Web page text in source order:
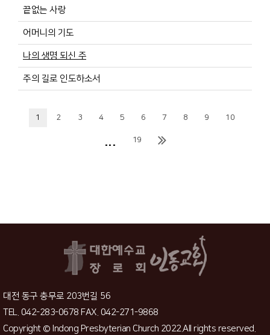
끝없는 사랑
어머니의 기도
나의 생명 되신 주
주의 길로 인도하소서
1 2 3 4 5 6 7 8 9 10
... 19
대전 동구 충무로 203번길 56
TEL. 042-283-0678 FAX. 042-271-9868
Copyright © Indong Presbyterian Church 2022.All rights reserved.